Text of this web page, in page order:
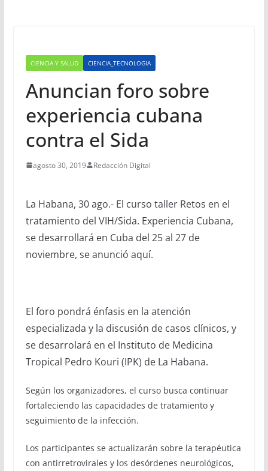
CIENCIA Y SALUD CIENCIA_TECNOLOGIA
Anuncian foro sobre
experiencia cubana
contra el Sida
agosto 30, 2019 Redacción Digital
La Habana, 30 ago.- El curso taller Retos en el
tratamiento del VIH/Sida. Experiencia Cubana,
se desarrollará en Cuba del 25 al 27 de
noviembre, se anunció aquí.
El foro pondrá énfasis en la atención
especializada y la discusión de casos clínicos, y
se desarrolará en el Instituto de Medicina
Tropical Pedro Kouri (IPK) de La Habana.
Según los organizadores, el curso busca continuar
fortaleciendo las capacidades de tratamiento y
seguimiento de la infección.
Los participantes se actualizarán sobre la terapéutica
con antirretrovirales y los desórdenes neurológicos,